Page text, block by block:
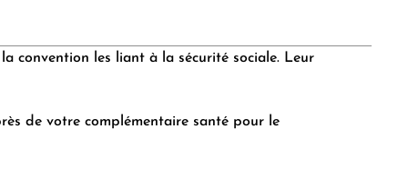
convention les liant à la sécurité sociale. Leur
de votre complémentaire santé pour le